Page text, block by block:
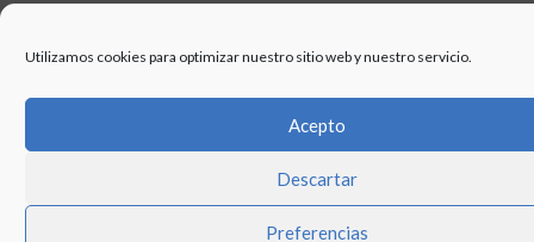
Utilizamos cookies para optimizar nuestro sitio web y nuestro servicio.
Acepto
Descartar
Preferencias